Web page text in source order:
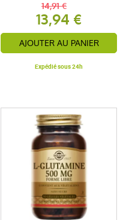
13,94 €
14,91 €
AJOUTER AU PANIER
Expédié sous 24h